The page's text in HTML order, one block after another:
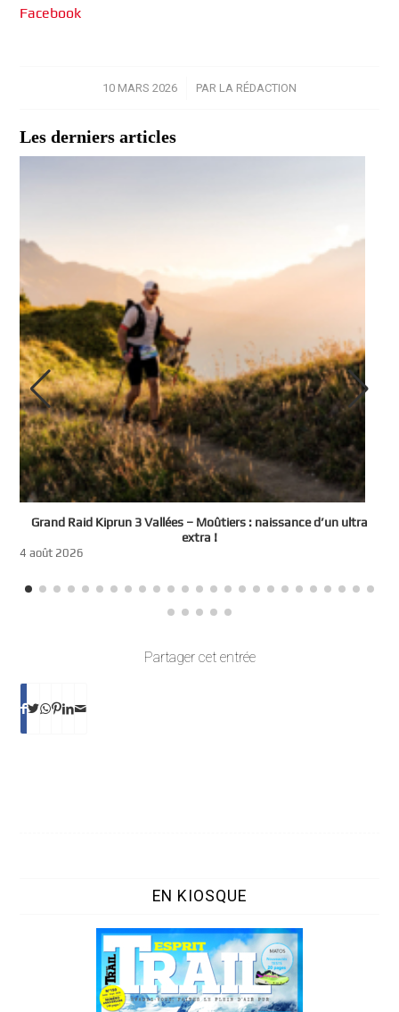
Facebook
10 MARS 2026
/ PAR LA RÉDACTION
Les derniers articles
Grand Raid Kiprun 3 Vallées – Moûtiers : naissance d’un ultra
extra !
4 août 2026
Partager cet entrée
EN KIOSQUE